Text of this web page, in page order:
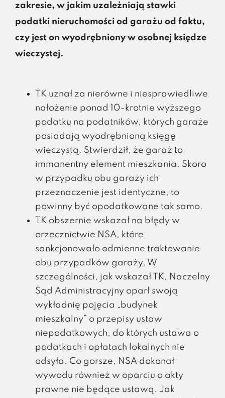
zakresie, w jakim uzależniają stawki
podatki nieruchomości od garażu od faktu,
czy jest on wyodrębniony w osobnej księdze
wieczystej.
TK uznał za nierówne i niesprawiedliwe
nałożenie ponad 10-krotnie wyższego
podatku na podatników, których garaże
posiadają wyodrębnioną księgę
wieczystą. Stwierdził, że garaż to
immanentny element mieszkania. Skoro
w przypadku obu garaży ich
przeznaczenie jest identyczne, to
powinny być opodatkowane tak samo.
TK obszernie wskazał na błędy w
orzecznictwie NSA, które
sankcjonowało odmienne traktowanie
obu przypadków garaży. W
szczególności, jak wskazał TK, Naczelny
Sąd Administracyjny oparł swoją
wykładnię pojęcia „budynek
mieszkalny” o przepisy ustaw
niepodatkowych, do których ustawa o
podatkach i opłatach lokalnych nie
odsyła. Co gorsze, NSA dokonał
wywodu również w oparciu o akty
prawne nie będące ustawą. Jak